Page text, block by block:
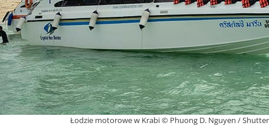
Łodzie motorowe w Krabi © Phuong D. Nguyen /